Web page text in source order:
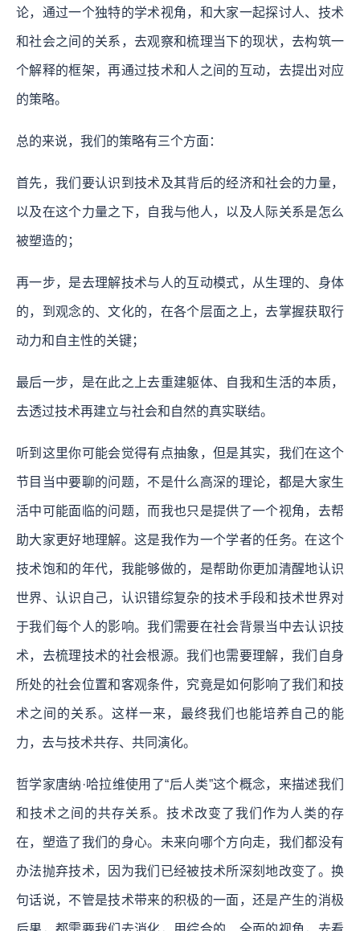
论，通过一个独特的学术视角，和大家一起探讨人、技术
和社会之间的关系，去观察和梳理当下的现状，去构筑一
个解释的框架，再通过技术和人之间的互动，去提出对应
的策略。
总的来说，我们的策略有三个方面：
首先，我们要认识到技术及其背后的经济和社会的力量，
以及在这个力量之下，自我与他人，以及人际关系是怎么
被塑造的；
再一步，是去理解技术与人的互动模式，从生理的、身体
的，到观念的、文化的，在各个层面之上，去掌握获取行
动力和自主性的关键；
最后一步，是在此之上去重建躯体、自我和生活的本质，
去透过技术再建立与社会和自然的真实联结。
听到这里你可能会觉得有点抽象，但是其实，我们在这个
节目当中要聊的问题，不是什么高深的理论，都是大家生
活中可能面临的问题，而我也只是提供了一个视角，去帮
助大家更好地理解。这是我作为一个学者的任务。在这个
技术饱和的年代，我能够做的，是帮助你更加清醒地认识
世界、认识自己，认识错综复杂的技术手段和技术世界对
于我们每个人的影响。我们需要在社会背景当中去认识技
术，去梳理技术的社会根源。我们也需要理解，我们自身
所处的社会位置和客观条件，究竟是如何影响了我们和技
术之间的关系。这样一来，最终我们也能培养自己的能
力，去与技术共存、共同演化。
哲学家唐纳·哈拉维使用了“后人类”这个概念，来描述我们
和技术之间的共存关系。技术改变了我们作为人类的存
在，塑造了我们的身心。未来向哪个方向走，我们都没有
办法抛弃技术，因为我们已经被技术所深刻地改变了。换
句话说，不管是技术带来的积极的一面，还是产生的消极